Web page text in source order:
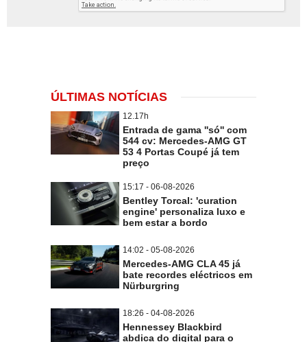
ÚLTIMAS NOTÍCIAS
12.17h
Entrada de gama ''só'' com
544 cv: Mercedes-AMG GT
53 4 Portas Coupé já tem
preço
15:17 - 06-08-2026
Bentley Torcal: 'curation
engine' personaliza luxo e
bem estar a bordo
14:02 - 05-08-2026
Mercedes-AMG CLA 45 já
bate recordes eléctricos em
Nürburgring
18:26 - 04-08-2026
Hennessey Blackbird
abdica do digital para o